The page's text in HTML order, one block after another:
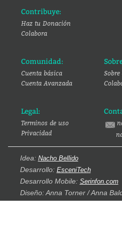
Contribuye:
Haz tu Donación
Colabora
Comunidad:
Cuenta básica
Cuenta Avanzada
Legal:
Terminos de uso
Privacidad
Idea: Nacho Bellido
Desarrollo: EsceniTech
Desarrollo Mobile: Serinfon.com
Diseño: Anna Torner / Anna